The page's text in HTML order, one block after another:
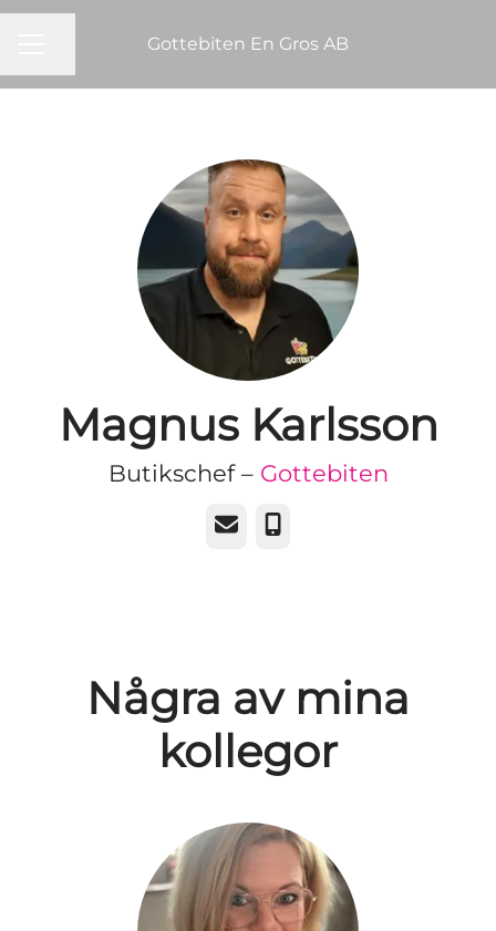
Gottebiten En Gros AB
Magnus Karlsson
Butikschef – Gottebiten
E-postTelefon
Några av mina
kollegor